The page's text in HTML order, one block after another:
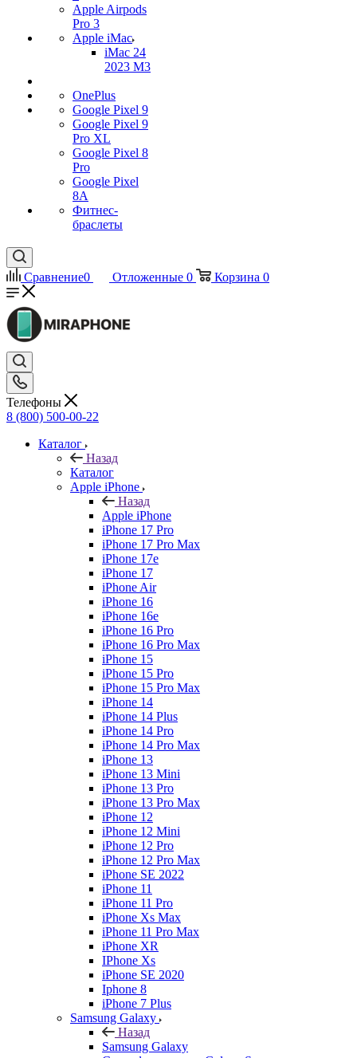
Apple Airpods
Pro 3
Apple iMac
iMac 24
2023 M3
OnePlus
Google Pixel 9
Google Pixel 9
Pro XL
Google Pixel 8
Pro
Google Pixel
8A
Фитнес-
браслеты
Сравнение0 Отложенные 0 Корзина 0
Телефоны
8 (800) 500-00-22
Каталог
Назад
Каталог
Apple iPhone
Назад
Apple iPhone
iPhone 17 Pro
iPhone 17 Pro Max
iPhone 17e
iPhone 17
iPhone Air
iPhone 16
iPhone 16e
iPhone 16 Pro
iPhone 16 Pro Max
iPhone 15
iPhone 15 Pro
iPhone 15 Pro Max
iPhone 14
iPhone 14 Plus
iPhone 14 Pro
iPhone 14 Pro Max
iPhone 13
iPhone 13 Mini
iPhone 13 Pro
iPhone 13 Pro Max
iPhone 12
iPhone 12 Mini
iPhone 12 Pro
iPhone 12 Pro Max
iPhone SE 2022
iPhone 11
iPhone 11 Pro
iPhone Xs Max
iPhone 11 Pro Max
iPhone XR
IPhone Xs
iPhone SE 2020
Iphone 8
iPhone 7 Plus
Samsung Galaxy
Назад
Samsung Galaxy